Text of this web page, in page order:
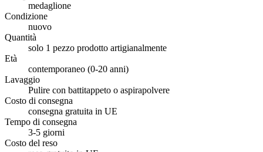
medaglione
Condizione
nuovo
Quantità
solo 1 pezzo prodotto artigianalmente
Età
contemporaneo (0-20 anni)
Lavaggio
Pulire con battitappeto o aspirapolvere
Costo di consegna
consegna gratuita in UE
Tempo di consegna
3-5 giorni
Costo del reso